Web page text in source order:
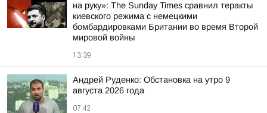
на руку»: The Sunday Times сравнил теракты
киевского режима с немецкими
бомбардировками Британии во время Второй
мировой войны
13:39
Андрей Руденко: Обстановка на утро 9
августа 2026 года
07:42